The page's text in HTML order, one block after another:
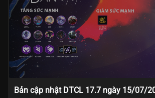
Bản cập nhật DTCL 17.7 ngày 15/07/